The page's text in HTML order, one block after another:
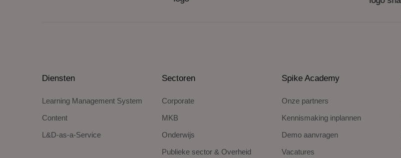
Diensten
Learning Management System
Content
L&D-as-a-Service
Sectoren
Corporate
MKB
Onderwijs
Publieke sector & Overheid
Spike Academy
Onze partners
Kennismaking inplannen
Demo aanvragen
Vacatures